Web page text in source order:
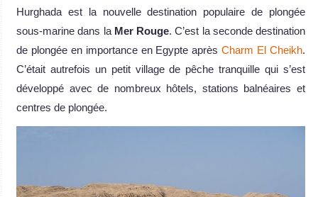
Hurghada est la nouvelle destination populaire de plongée
sous-marine dans la Mer Rouge. C’est la seconde destination
de plongée en importance en Egypte aprèsCharm El Cheikh.
C’était autrefois un petit village de pêche tranquille qui s’est
développé avec de nombreux hôtels, stations balnéaires et
centres de plongée.